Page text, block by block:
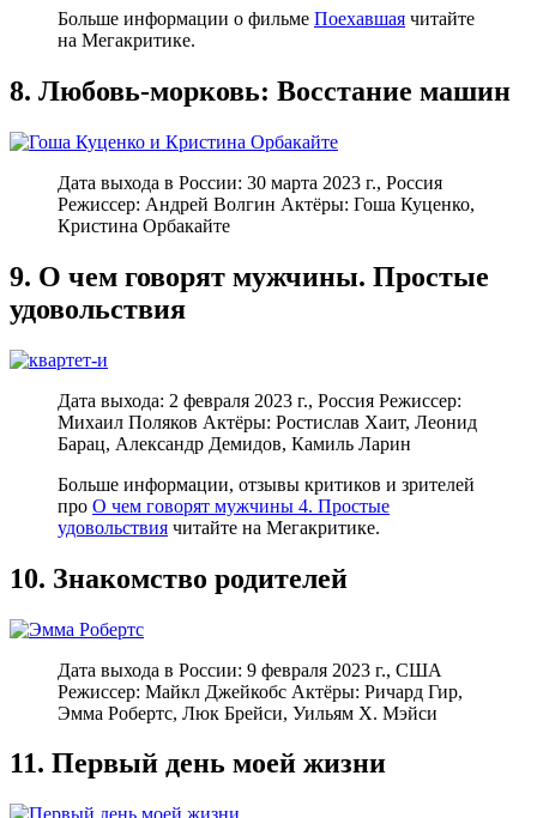
Больше информации о фильме Поехавшая читайте
на Мегакритике.
8. Любовь-морковь: Восстание машин
Дата выхода в России: 30 марта 2023 г., Россия
Режиссер: Андрей Волгин Актёры: Гоша Куценко,
Кристина Орбакайте
9. О чем говорят мужчины. Простые
удовольствия
Дата выхода: 2 февраля 2023 г., Россия Режиссер:
Михаил Поляков Актёры: Ростислав Хаит, Леонид
Барац, Александр Демидов, Камиль Ларин
Больше информации, отзывы критиков и зрителей
про О чем говорят мужчины 4. Простые
удовольствия читайте на Мегакритике.
10. Знакомство родителей
Дата выхода в Росcии: 9 февраля 2023 г., США
Режиссер: Майкл Джейкобс Актёры: Ричард Гир,
Эмма Робертс, Люк Брейси, Уильям Х. Мэйси
11. Первый день моей жизни